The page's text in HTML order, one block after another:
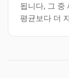
됩니다, 그 중
평균보다 더